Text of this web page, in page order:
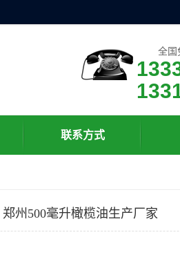
全国
联系方式
州500毫升橄榄油生产厂家